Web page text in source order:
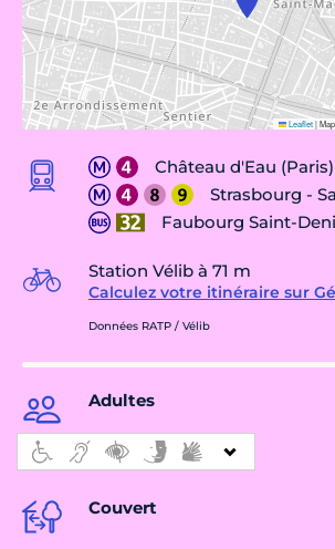
Leaflet|
Château d'Eau (Paris)
Strasbourg -
Faubourg Saint-
Station Vélib à 71 m
Calculez votre itinéraire sur
Données RATP / Vélib
Adultes
Couvert